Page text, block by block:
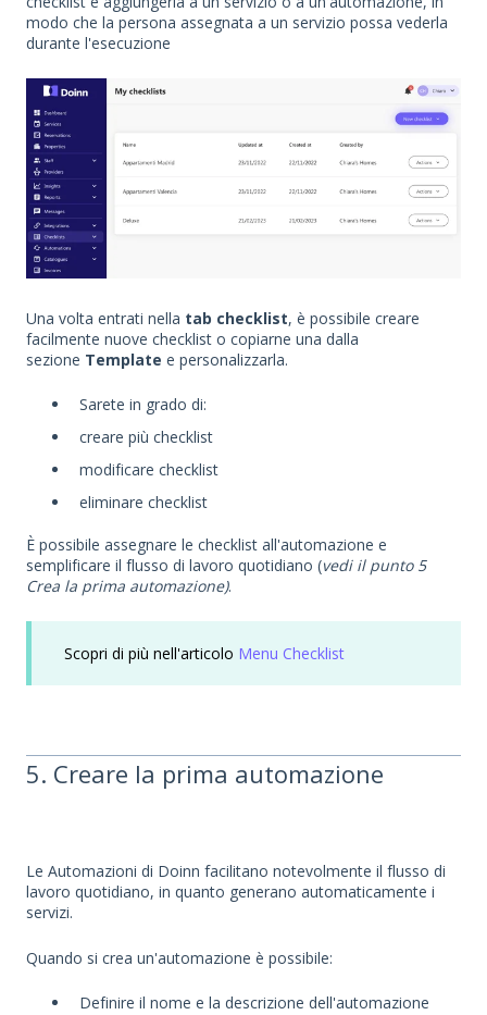
modo che la persona assegnata a un servizio possa vederla
durante l'esecuzione
Una volta entrati nella tab checklist, è possibile creare
facilmente nuove checklist o copiarne una dalla
sezione Template e personalizzarla.
Sarete in grado di:
creare più checklist
modificare checklist
eliminare checklist
È possibile assegnare le checklist all'automazione e
semplificare il flusso di lavoro quotidiano (vedi il punto 5
Crea la prima automazione).
Scopri di più nell'articolo Menu Checklist
5. Creare la prima automazione
Le Automazioni di Doinn facilitano notevolmente il flusso di
lavoro quotidiano, in quanto generano automaticamente i
servizi.
Quando si crea un'automazione è possibile:
Definire il nome e la descrizione dell'automazione